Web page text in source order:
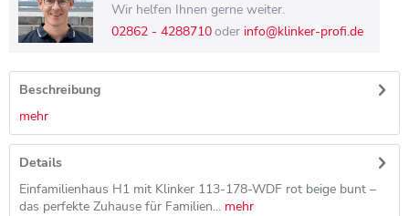
Wir helfen Ihnen gerne weiter.
02862 - 4288710oder info@klinker-profi.de
Beschreibung
mehr
Details
Einfamilienhaus H1 mit Klinker 113-178-WDF rot beige bunt –
das perfekte Zuhause für Familien... mehr